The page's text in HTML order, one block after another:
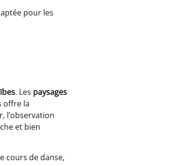
pour les
. Les paysages
offre la
l’observation
et bien
cours de danse,